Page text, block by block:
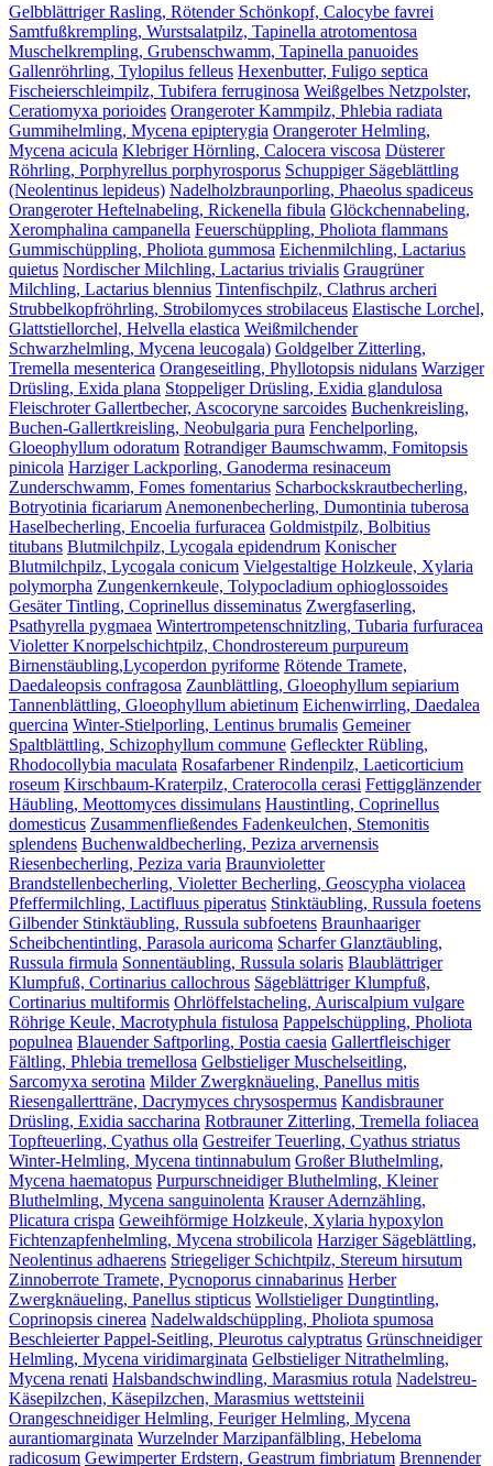
Gelbblättriger Rasling, Rötender Schönkopf, Calocybe favrei
Samtfußkrempling, Wurstsalatpilz, Tapinella atrotomentosa
Muschelkrempling, Grubenschwamm, Tapinella panuoides
Gallenröhrling, Tylopilus felleus Hexenbutter, Fuligo septica
Fischeierschleimpilz, Tubifera ferruginosa Weißgelbes Netzpolster,
Ceratiomyxa porioides Orangeroter Kammpilz, Phlebia radiata
Gummihelmling, Mycena epipterygia Orangeroter Helmling,
Mycena acicula Klebriger Hörnling, Calocera viscosa Düsterer
Röhrling, Porphyrellus porphyrosporus Schuppiger Sägeblättling
(Neolentinus lepideus) Nadelholzbraunporling, Phaeolus spadiceus
Orangeroter Heftelnabeling, Rickenella fibula Glöckchennabeling,
Xeromphalina campanella Feuerschüppling, Pholiota flammans
Gummischüppling, Pholiota gummosa Eichenmilchling, Lactarius
quietus Nordischer Milchling, Lactarius trivialis Graugrüner
Milchling, Lactarius blennius Tintenfischpilz, Clathrus archeri
Strubbelkopfröhrling, Strobilomyces strobilaceus Elastische Lorchel,
Glattstiellorchel, Helvella elastica Weißmilchender
Schwarzhelmling, Mycena leucogala) Goldgelber Zitterling,
Tremella mesenterica Orangeseitling, Phyllotopsis nidulans Warziger
Drüsling, Exida plana Stoppeliger Drüsling, Exidia glandulosa
Fleischroter Gallertbecher, Ascocoryne sarcoides Buchenkreisling,
Buchen-Gallertkreisling, Neobulgaria pura Fenchelporling,
Gloeophyllum odoratum Rotrandiger Baumschwamm, Fomitopsis
pinicola Harziger Lackporling, Ganoderma resinaceum
Zunderschwamm, Fomes fomentarius Scharbockskrautbecherling,
Botryotinia ficariarum Anemonenbecherling, Dumontinia tuberosa
Haselbecherling, Encoelia furfuracea Goldmistpilz, Bolbitius
titubans Blutmilchpilz, Lycogala epidendrum Konischer
Blutmilchpilz, Lycogala conicum Vielgestaltige Holzkeule, Xylaria
polymorpha Zungenkernkeule, Tolypocladium ophioglossoides
Gesäter Tintling, Coprinellus disseminatus Zwergfaserling,
Psathyrella pygmaea Wintertrompetenschnitzling, Tubaria furfuracea
Violetter Knorpelschichtpilz, Chondrostereum purpureum
Birnenstäubling,Lycoperdon pyriforme Rötende Tramete,
Daedaleopsis confragosa Zaunblättling, Gloeophyllum sepiarium
Tannenblättling, Gloeophyllum abietinum Eichenwirrling, Daedalea
quercina Winter-Stielporling, Lentinus brumalis Gemeiner
Spaltblättling, Schizophyllum commune Gefleckter Rübling,
Rhodocollybia maculata Rosafarbener Rindenpilz, Laeticorticium
roseum Kirschbaum-Kraterpilz, Craterocolla cerasi Fettigglänzender
Häubling, Meottomyces dissimulans Haustintling, Coprinellus
domesticus Zusammenfließendes Fadenkeulchen, Stemonitis
splendens Buchenwaldbecherling, Peziza arvernensis
Riesenbecherling, Peziza varia Braunvioletter
Brandstellenbecherling, Violetter Becherling, Geoscypha violacea
Pfeffermilchling, Lactifluus piperatus Stinktäubling, Russula foetens
Gilbender Stinktäubling, Russula subfoetens Braunhaariger
Scheibchentintling, Parasola auricoma Scharfer Glanztäubling,
Russula firmula Sonnentäubling, Russula solaris Blaublättriger
Klumpfuß, Cortinarius callochrous Sägeblättriger Klumpfuß,
Cortinarius multiformis Ohrlöffelstacheling, Auriscalpium vulgare
Röhrige Keule, Macrotyphula fistulosa Pappelschüppling, Pholiota
populnea Blauender Saftporling, Postia caesia Gallertfleischiger
Fältling, Phlebia tremellosa Gelbstieliger Muschelseitling,
Sarcomyxa serotina Milder Zwergknäueling, Panellus mitis
Riesengallertträne, Dacrymyces chrysospermus Kandisbrauner
Drüsling, Exidia saccharina Rotbrauner Zitterling, Tremella foliacea
Topfteuerling, Cyathus olla Gestreifer Teuerling, Cyathus striatus
Winter-Helmling, Mycena tintinnabulum Großer Bluthelmling,
Mycena haematopus Purpurschneidiger Bluthelmling, Kleiner
Bluthelmling, Mycena sanguinolenta Krauser Adernzähling,
Plicatura crispa Geweihförmige Holzkeule, Xylaria hypoxylon
Fichtenzapfenhelmling, Mycena strobilicola Harziger Sägeblättling,
Neolentinus adhaerens Striegeliger Schichtpilz, Stereum hirsutum
Zinnoberrote Tramete, Pycnoporus cinnabarinus Herber
Zwergknäueling, Panellus stipticus Wollstieliger Dungtintling,
Coprinopsis cinerea Nadelwaldschüppling, Pholiota spumosa
Beschleierter Pappel-Seitling, Pleurotus calyptratus Grünschneidiger
Helmling, Mycena viridimarginata Gelbstieliger Nitrathelmling,
Mycena renati Halsbandschwindling, Marasmius rotula Nadelstreu-
Käsepilzchen, Käsepilzchen, Marasmius wettsteinii
Orangeschneidiger Helmling, Feuriger Helmling, Mycena
aurantiomarginata Wurzelnder Marzipanfälbling, Hebeloma
radicosum Gewimperter Erdstern, Geastrum fimbriatum Brennender